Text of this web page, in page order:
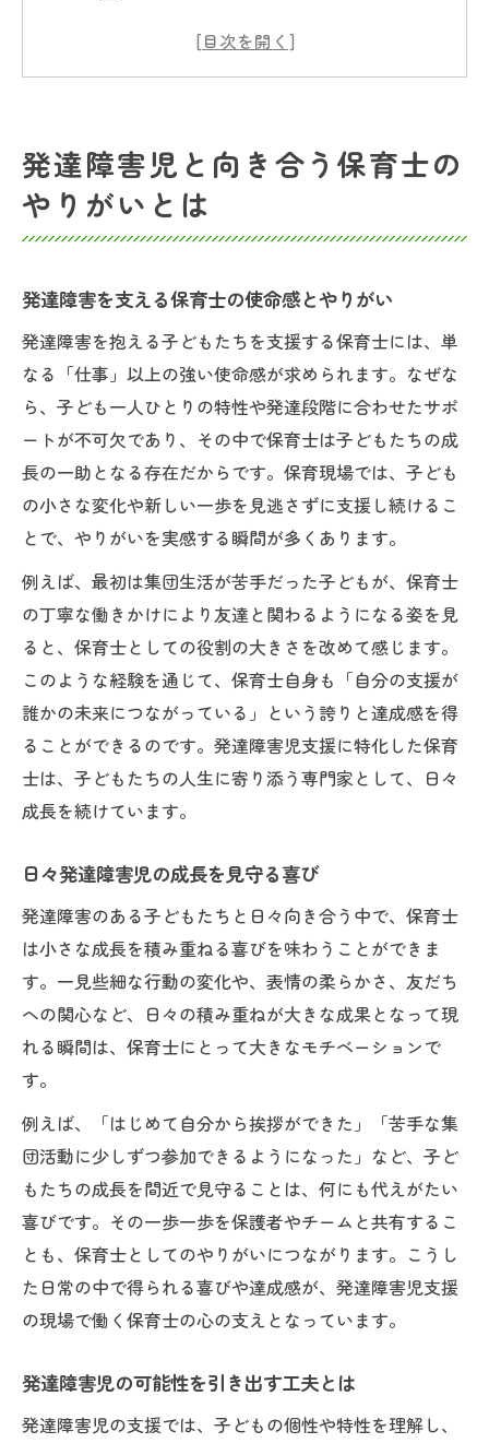
日々発達障害児の成長を見守る喜び
感
やりがいを深める保育士の成長エピソード集
発達障害支援で生まれた保育士の成長体験
発達障害児支援で得た保育士の新たな気づ
き
発達障害児の成長を共に喜ぶ保育士の物語
子どもの発達支援で実感する保育士の誇り
発達障害児支援が保育士にもたらす誇り
発達障害児の変化に気づく保育士の喜び
発達障害支援現場で育まれる責任感
個々の発達障害児を理解する大切さ
発達障害児支援を通じた自己成長の実感
支援現場で発揮される保育士の役割と魅力
発達障害支援現場で果たす保育士の役割
発達障害児に適した支援方法の探求
保護者と協力する発達障害児支援の重要性
発達障害児を導く保育士のサポート力
保育士だから見える発達障害児の成長物語
発達障害児と共に歩む成長の歩み
発達障害児の小さな一歩を見逃さない
発達障害支援で感じる子どもの変化
発達障害児の笑顔が教えてくれるやりがい
子どもと共に歩む日々が生む達成感の秘密
発達障害児と過ごす日々の達成感とは
発達障害支援の積み重ねが生む満足感
発達障害児の成長を見守る保育士の喜び
子どもとの信頼関係が築く発達障害支援
発達障害児支援で得られる自己実現感
発達障害児と向き合う保育士の
やりがいとは
発達障害を支える保育士の使命感とやりがい
発達障害を抱える子どもたちを支援する保育士には、単
なる「仕事」以上の強い使命感が求められます。なぜな
ら、子ども一人ひとりの特性や発達段階に合わせたサポ
ートが不可欠であり、その中で保育士は子どもたちの成
長の一助となる存在だからです。保育現場では、子ども
の小さな変化や新しい一歩を見逃さずに支援し続けるこ
とで、やりがいを実感する瞬間が多くあります。
例えば、最初は集団生活が苦手だった子どもが、保育士
の丁寧な働きかけにより友達と関わるようになる姿を見
ると、保育士としての役割の大きさを改めて感じます。
このような経験を通じて、保育士自身も「自分の支援が
誰かの未来につながっている」という誇りと達成感を得
ることができるのです。発達障害児支援に特化した保育
士は、子どもたちの人生に寄り添う専門家として、日々
成長を続けています。
日々発達障害児の成長を見守る喜び
発達障害のある子どもたちと日々向き合う中で、保育士
は小さな成長を積み重ねる喜びを味わうことができま
す。一見些細な行動の変化や、表情の柔らかさ、友だち
への関心など、日々の積み重ねが大きな成果となって現
れる瞬間は、保育士にとって大きなモチベーションで
す。
例えば、「はじめて自分から挨拶ができた」「苦手な集
団活動に少しずつ参加できるようになった」など、子ど
もたちの成長を間近で見守ることは、何にも代えがたい
喜びです。その一歩一歩を保護者やチームと共有するこ
とも、保育士としてのやりがいにつながります。こうし
た日常の中で得られる喜びや達成感が、発達障害児支援
の現場で働く保育士の心の支えとなっています。
発達障害児の可能性を引き出す工夫とは
発達障害児の支援では、子どもの個性や特性を理解し、